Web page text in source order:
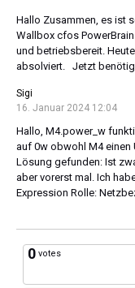
Hallo Zusammen, es ist
Wallbox cfos
und betriebsbereit.
absolviert. Jetzt
Sigi
16. Januar 2024 12:04
Hallo, M4.power_w
auf 0w obwohl M4
Lösung gefunden: Ist
aber vorerst mal. Ich
Expression Rolle:
0 votes